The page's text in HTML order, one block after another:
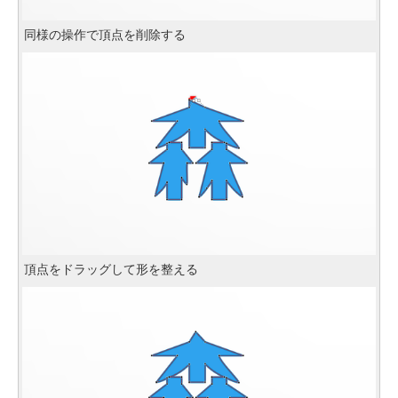
同様の操作で頂点を削除する
頂点をドラッグして形を整える